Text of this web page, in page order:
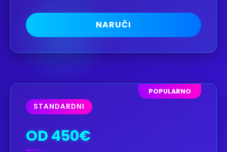
NARUČI
POPULARNO
STANDARDNI
OD 450€